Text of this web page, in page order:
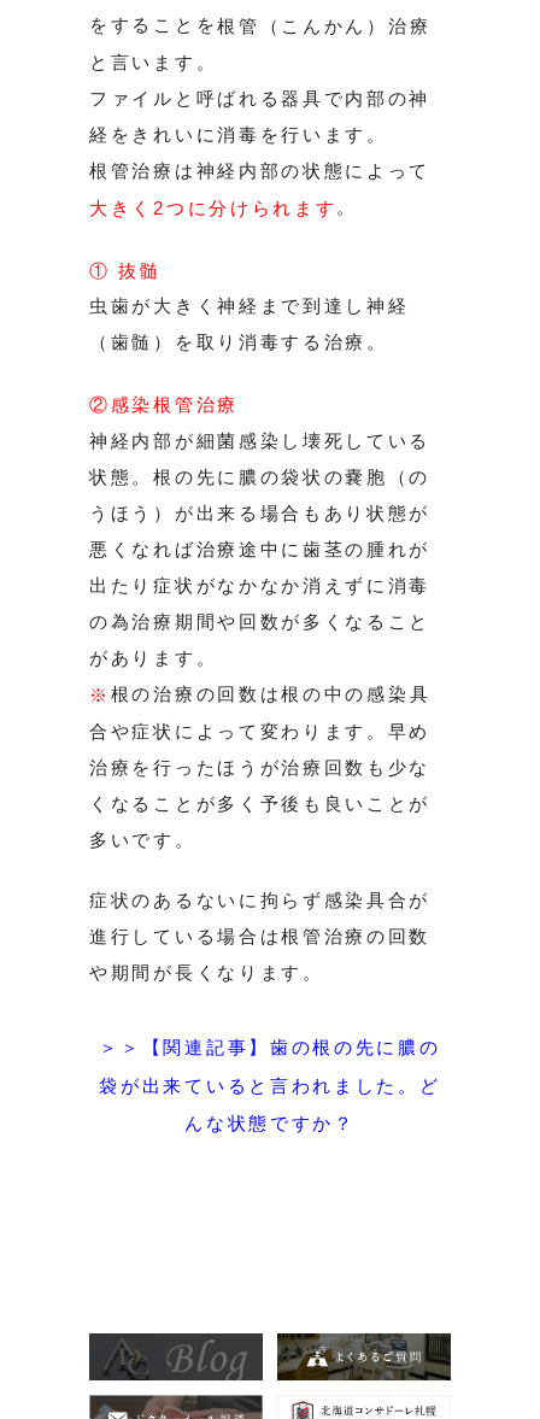
をすることを根管（こんかん）治療
と言います。
ファイルと呼ばれる器具で内部の神
経をきれいに消毒を行います。
根管治療は神経内部の状態によって
大きく2つに分けられます 。
① 抜髄
虫歯が大きく神経まで到達し神経
（歯髄）を取り消毒する治療。
②感染根管治療
神経内部が細菌感染し壊死している
状態。根の先に膿の袋状の嚢胞（の
うほう）が出来る場合もあり状態が
悪くなれば治療途中に歯茎の腫れが
出たり症状がなかなか消えずに消毒
の為治療期間や回数が多くなること
があります。
※ 根の治療の回数は根の中の感染具
合や症状によって変わります。早め
治療を行ったほうが治療回数も少な
くなることが多く予後も良いことが
多いです。
症状のあるないに拘らず感染具合が
進行している場合は根管治療の回数
や期間が長くなります。
＞＞【関連記事】歯の根の先に膿の
袋が出来ていると言われました。ど
んな状態ですか？